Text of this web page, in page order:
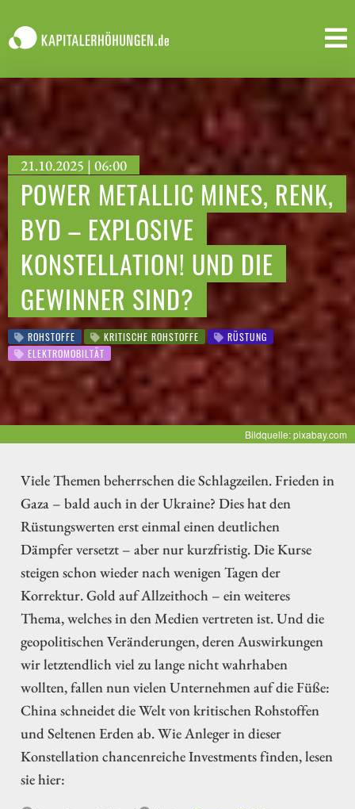
21.10.2025 | 06:00
POWER METALLIC MINES, RENK,
BYD – EXPLOSIVE
KONSTELLATION! UND DIE
GEWINNER SIND?
ROHSTOFFE KRITISCHE ROHSTOFFE
RÜSTUNG
ELEKTROMOBILTÄT
Bildquelle: pixabay.com
Viele Themen beherrschen die Schlagzeilen. Frieden in
Gaza – bald auch in der Ukraine? Dies hat den
Rüstungswerten erst einmal einen deutlichen
Dämpfer versetzt – aber nur kurzfristig. Die Kurse
steigen schon wieder nach wenigen Tagen der
Korrektur. Gold auf Allzeithoch – ein weiteres
Thema, welches in den Medien vertreten ist. Und die
geopolitischen Veränderungen, deren Auswirkungen
wir letztendlich viel zu lange nicht wahrhaben
wollten, fallen nun vielen Unternehmen auf die Füße:
China schneidet die Welt von kritischen Rohstoffen
und Seltenen Erden ab. Wie Anleger in dieser
Konstellation chancenreiche Investments finden, lesen
sie hier: